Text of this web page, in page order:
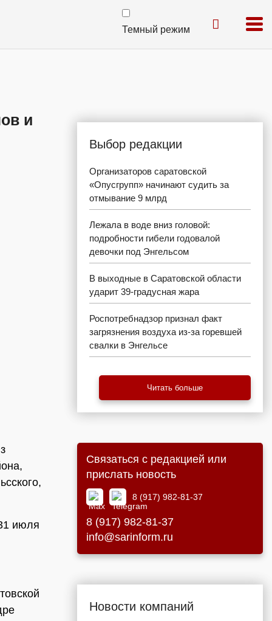
Темный режим
и
июля
Выбор редакции
Организаторов саратовской
«Опусгрупп» начинают судить за
отмывание 9 млрд
Лежала в воде вниз головой:
подробности гибели годовалой
девочки под Энгельсом
В выходные в Саратовской области
ударит 39-градусная жара
Роспотребнадзор признал факт
загрязнения воздуха из-за горевшей
свалки в Энгельсе
Читать больше
Связаться с редакцией или
прислать новость
8 (917) 982-81-37
8 (917) 982-81-37
info@sarinform.ru
Новости компаний